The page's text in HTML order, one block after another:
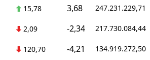
15,78 3,68 247.231.229,71
2,09 -2,34 217.730.084,44
120,70 -4,21 134.919.272,50